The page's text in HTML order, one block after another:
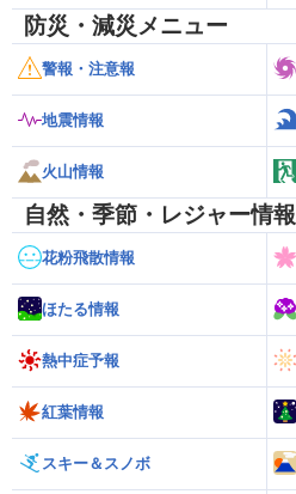
防災・減災メニュー
警報・注意報
地震情報
火山情報
自然・季節・レジャー情報
花粉飛散情報
ほたる情報
熱中症予報
紅葉情報
スキー＆スノボ